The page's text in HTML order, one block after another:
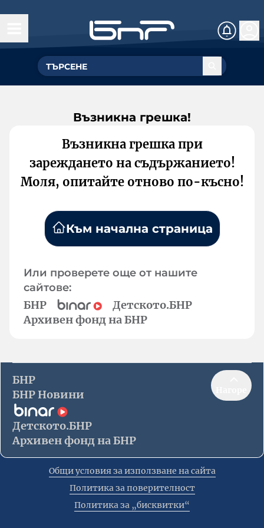
Възникна грешка!
Възникна грешка при
зареждането на съдържанието!
Моля, опитайте отново по-късно!
Към начална страница
Или проверете още от нашите
сайтове:
БНР
Детското.БНР
Архивен фонд на БНР
БНР
БНР Новини
Детското.БНР
Архивен фонд на БНР
Общи условия за използване на сайта
Политика за поверителност
Политика за „бисквитки“